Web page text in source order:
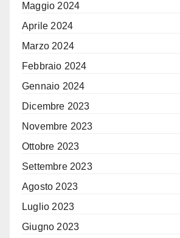
Maggio 2024
Aprile 2024
Marzo 2024
Febbraio 2024
Gennaio 2024
Dicembre 2023
Novembre 2023
Ottobre 2023
Settembre 2023
Agosto 2023
Luglio 2023
Giugno 2023